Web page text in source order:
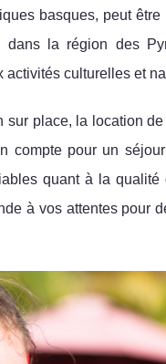
basques, peut
la région des
activités culturelles et
sur place, la location de
compte pour un
quant à la qualité
à vos attentes pour